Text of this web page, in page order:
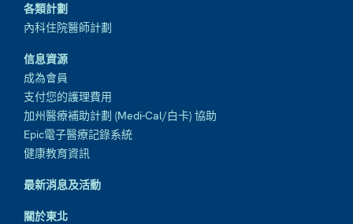
各類計劃
內科住院醫師計劃
信息資源
成為會員
支付您的護理費用
加州醫療補助計劃 (Medi-Cal/白卡) 協助
Epic電子醫療記錄系統
健康教育資訊
最新消息及活動
關於東北